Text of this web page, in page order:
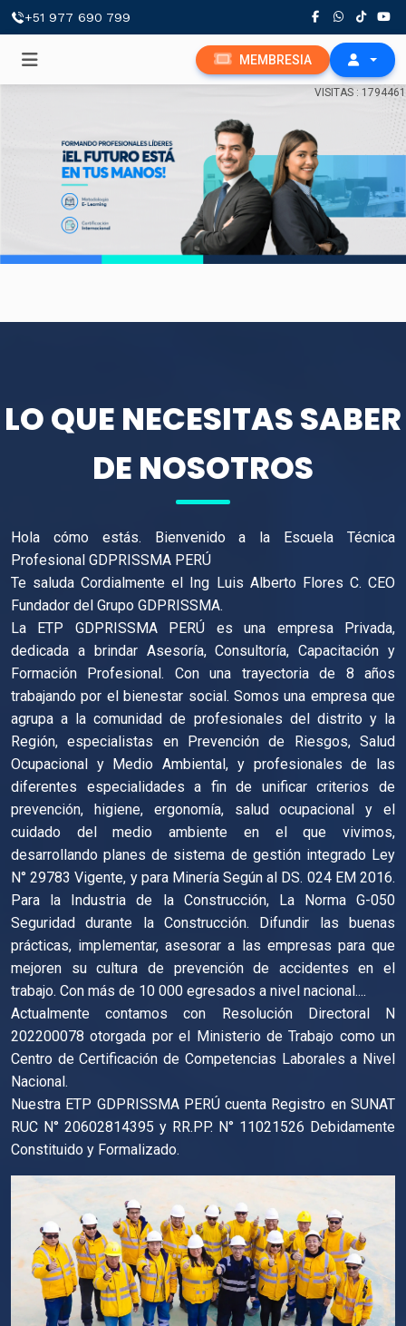
+51 977 690 799
MEMBRESIA
VISITAS : 1794461
LO QUE NECESITAS SABER
DE NOSOTROS
Hola cómo estás. Bienvenido a la Escuela Técnica
Profesional GDPRISSMA PERÚ
Te saluda Cordialmente el Ing Luis Alberto Flores C. CEO
Fundador del Grupo GDPRISSMA.
La ETP GDPRISSMA PERÚ es una empresa Privada,
dedicada a brindar Asesoría, Consultoría, Capacitación y
Formación Profesional. Con una trayectoria de 8 años
trabajando por el bienestar social. Somos una empresa que
agrupa a la comunidad de profesionales del distrito y la
Región, especialistas en Prevención de Riesgos, Salud
Ocupacional y Medio Ambiental, y profesionales de las
diferentes especialidades a fin de unificar criterios de
prevención, higiene, ergonomía, salud ocupacional y el
cuidado del medio ambiente en el que vivimos,
desarrollando planes de sistema de gestión integrado Ley
N° 29783 Vigente, y para Minería Según al DS. 024 EM 2016.
Para la Industria de la Construcción, La Norma G-050
Seguridad durante la Construcción. Difundir las buenas
prácticas, implementar, asesorar a las empresas para que
mejoren su cultura de prevención de accidentes en el
trabajo. Con más de 10 000 egresados a nivel nacional....
Actualmente contamos con Resolución Directoral N
202200078 otorgada por el Ministerio de Trabajo como un
Centro de Certificación de Competencias Laborales a Nivel
Nacional.
Nuestra ETP GDPRISSMA PERÚ cuenta Registro en SUNAT
RUC N° 20602814395 y RR.PP. N° 11021526 Debidamente
Constituido y Formalizado.